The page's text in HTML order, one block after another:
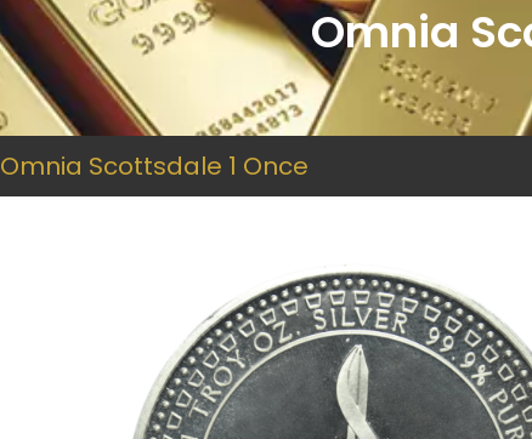
Omnia
Omnia Scottsdale 1 Once